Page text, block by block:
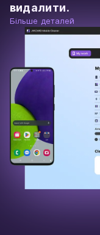
видалити.
Більше деталей